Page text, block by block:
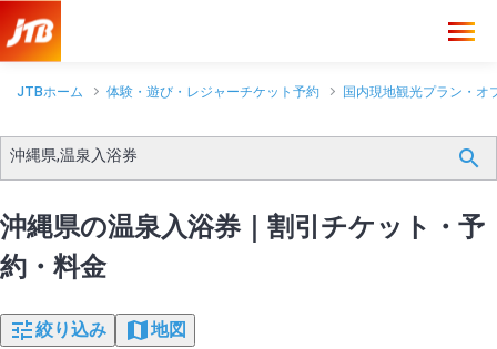
JTBホーム 体験・遊び・レジャーチケット予約 国内現地観光プラン・オ
沖縄県,温泉入浴券
沖縄県の温泉入浴券｜割引チケット・予
約・料金
絞り込み 地図